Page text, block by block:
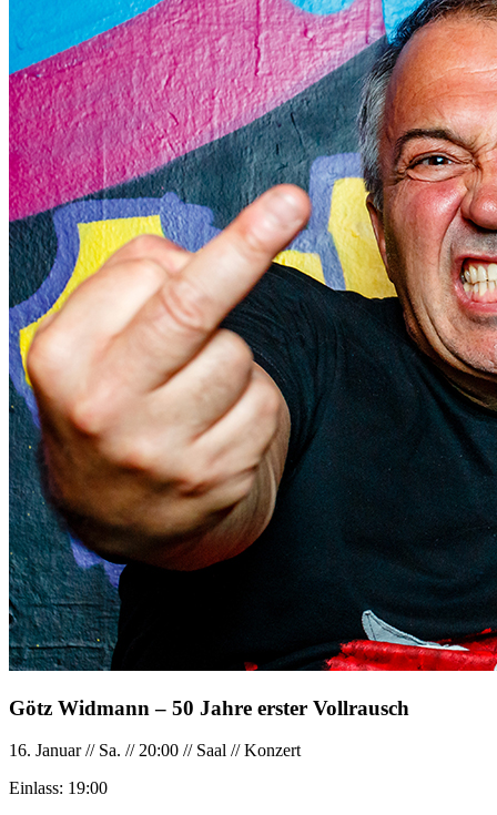
Götz Widmann – 50 Jahre erster Vollrausch
16. Januar// Sa. //20:00 // Saal //Konzert
Einlass: 19:00